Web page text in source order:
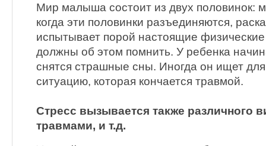
Мир малыша состоит из двух половинок:
когда эти половинки разъединяются,
испытывает порой настоящие
должны об этом помнить. У ребенка
снятся страшные сны. Иногда он ищет
ситуацию, которая кончается травмой.
Стресс вызывается также различного
травмами, и т.д.